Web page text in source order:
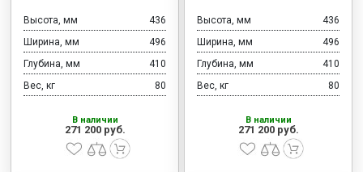
Высота, мм
436
Ширина, мм
496
Глубина, мм
410
Вес, кг
80
В наличии
271 200 руб.
Высота, мм
436
Ширина, мм
496
Глубина, мм
410
Вес, кг
80
В наличии
271 200 руб.